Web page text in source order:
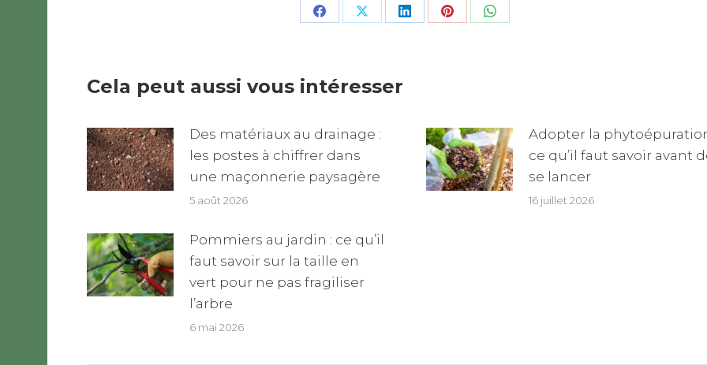
Share Share Share Share Share
Cela peut aussi vous intéresser
Des matériaux au drainage :
les postes à chiffrer dans
une maçonnerie paysagère
5 août 2026
Adopter la
ce qu’il faut savoir avant
se lancer
16 juillet 2026
Pommiers au jardin : ce qu’il
faut savoir sur la taille en
vert pour ne pas fragiliser
l’arbre
6 mai 2026